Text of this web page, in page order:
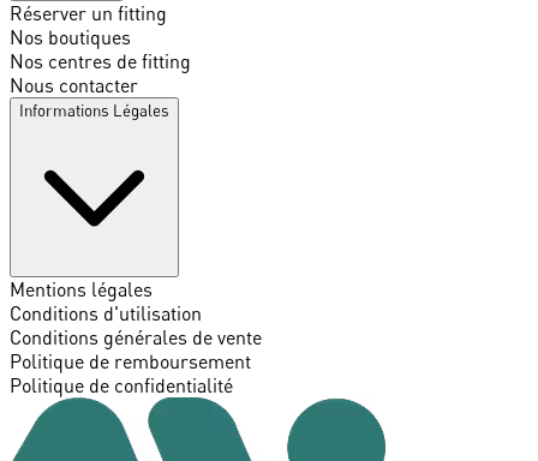
Réserver un fitting
Nos boutiques
Nos centres de fitting
Nous contacter
Informations Légales
Mentions légales
Conditions d'utilisation
Conditions générales de vente
Politique de remboursement
Politique de confidentialité